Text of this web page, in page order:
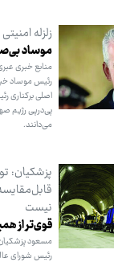
زلزله
موساد
منابع خبری
رئیس موساد
اصلی برکناری
پی‌درپی رژیم
می‌دانند.
پزشکیان:
نیست
قوی‌تر از
مسعود